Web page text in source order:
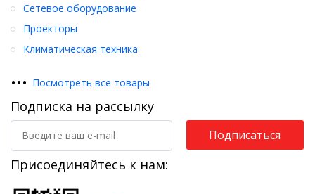
Сетевое оборудование
Проекторы
Климатическая техника
••• Посмотреть все товары
Подписка на рассылку
Подписаться
Присоединяйтесь к нам: